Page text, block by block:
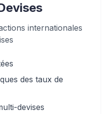
internationales
des taux de
devises